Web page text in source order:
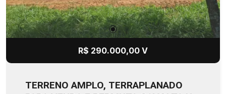
R$ 290.000,00 V
TERRENO AMPLO, TERRAPLANADO